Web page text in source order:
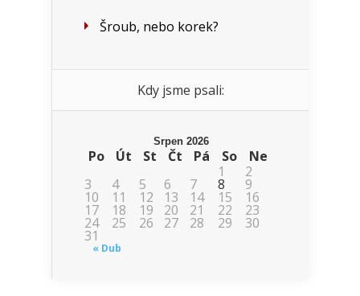
Šroub, nebo korek?
Kdy jsme psali:
Srpen 2026
Po Út St Čt Pá So Ne
« Dub
1 2
3 4 5 6 7 8 9
10 11 12 13 14 15 16
17 18 19 20 21 22 23
24 25 26 27 28 29 30
31